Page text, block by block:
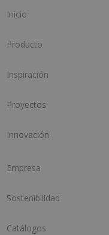
Inicio
Producto
Inspiración
Proyectos
Innovación
Empresa
Sostenibilidad
Catálogos